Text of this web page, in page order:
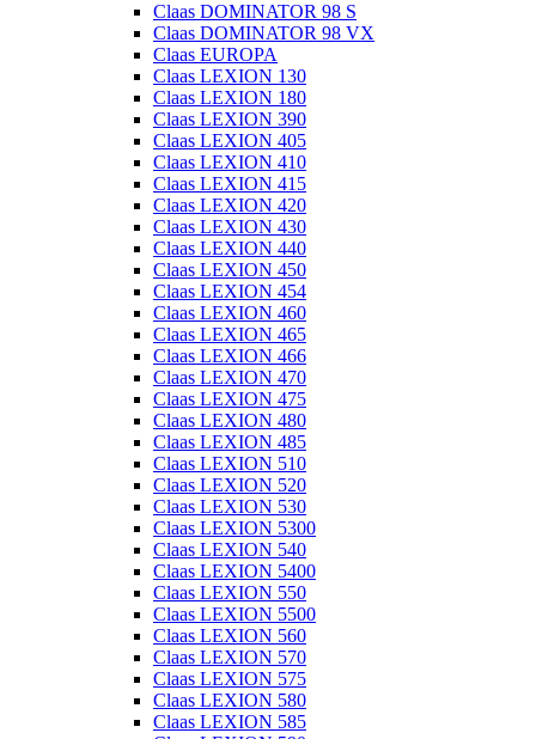
Claas DOMINATOR 98 S
Claas DOMINATOR 98 VX
Claas EUROPA
Claas LEXION 130
Claas LEXION 180
Claas LEXION 390
Claas LEXION 405
Claas LEXION 410
Claas LEXION 415
Claas LEXION 420
Claas LEXION 430
Claas LEXION 440
Claas LEXION 450
Claas LEXION 454
Claas LEXION 460
Claas LEXION 465
Claas LEXION 466
Claas LEXION 470
Claas LEXION 475
Claas LEXION 480
Claas LEXION 485
Claas LEXION 510
Claas LEXION 520
Claas LEXION 530
Claas LEXION 5300
Claas LEXION 540
Claas LEXION 5400
Claas LEXION 550
Claas LEXION 5500
Claas LEXION 560
Claas LEXION 570
Claas LEXION 575
Claas LEXION 580
Claas LEXION 585